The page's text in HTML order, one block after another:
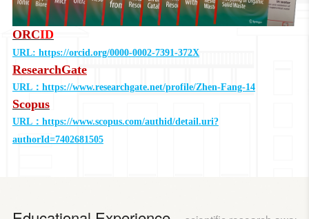
ORCID
URL: https://orcid.org/0000-0002-7391-372X
ResearchGate
URL： https://www.researchgate.net/profile/Zhen-Fang-14
Scopus
URL： https://www.scopus.com/authid/detail.uri?
authorId=7402681505